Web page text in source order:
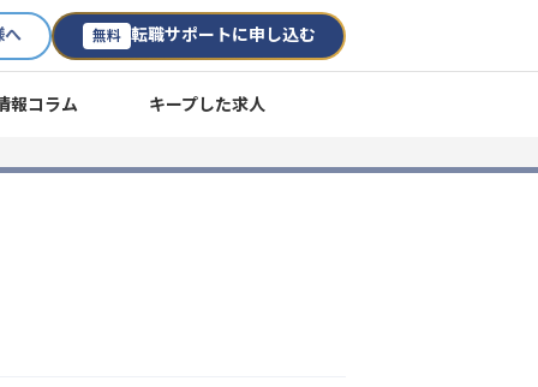
へ 無料 転職サポートに申し込む
報コラム キープした求人